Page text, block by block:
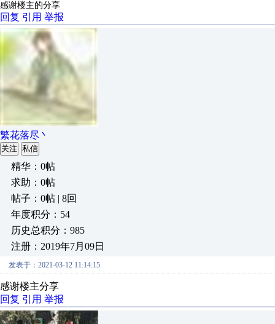
感谢楼主的分享
回复 引用 举报
繁花落尽丶
关注 私信
精华：0帖
求助：0帖
帖子：0帖 | 8回
年度积分：54
历史总积分：985
注册：2019年7月09日
发表于：2021-03-12 11:14:15
感谢楼主分享
回复 引用 举报